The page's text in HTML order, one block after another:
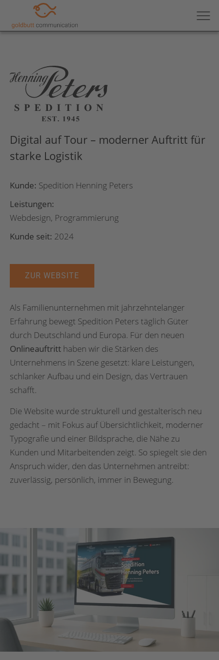
Digital auf Tour – moderner Auftritt für
starke Logistik
Kunde: Spedition Henning Peters
Leistungen:
Webdesign, Programmierung
Kunde seit: 2024
ZUR WEBSITE
Als Familienunternehmen mit jahrzehntelanger
Erfahrung bewegt Spedition Peters täglich Güter
durch Deutschland und Europa. Für den neuen
Onlineauftritt haben wir die Stärken des
Unternehmens in Szene gesetzt: klare Leistungen,
schlanker Aufbau und ein Design, das Vertrauen
schafft.
Die Website wurde strukturell und gestalterisch neu
gedacht – mit Fokus auf Übersichtlichkeit, moderner
Typografie und einer Bildsprache, die Nähe zu
Kunden und Mitarbeitenden zeigt. So spiegelt sie den
Anspruch wider, den das Unternehmen antreibt:
zuverlässig, persönlich, immer in Bewegung.